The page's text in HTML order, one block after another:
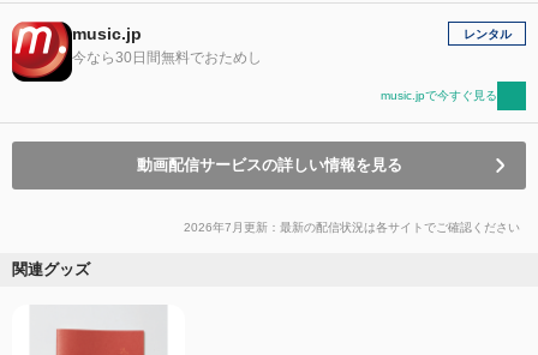
music.jp
今なら30日間無料でおためし
レンタル
music.jpで今すぐ見る
動画配信サービスの詳しい情報を見る
2026年7月更新：最新の配信状況は各サイトでご確認ください
関連グッズ